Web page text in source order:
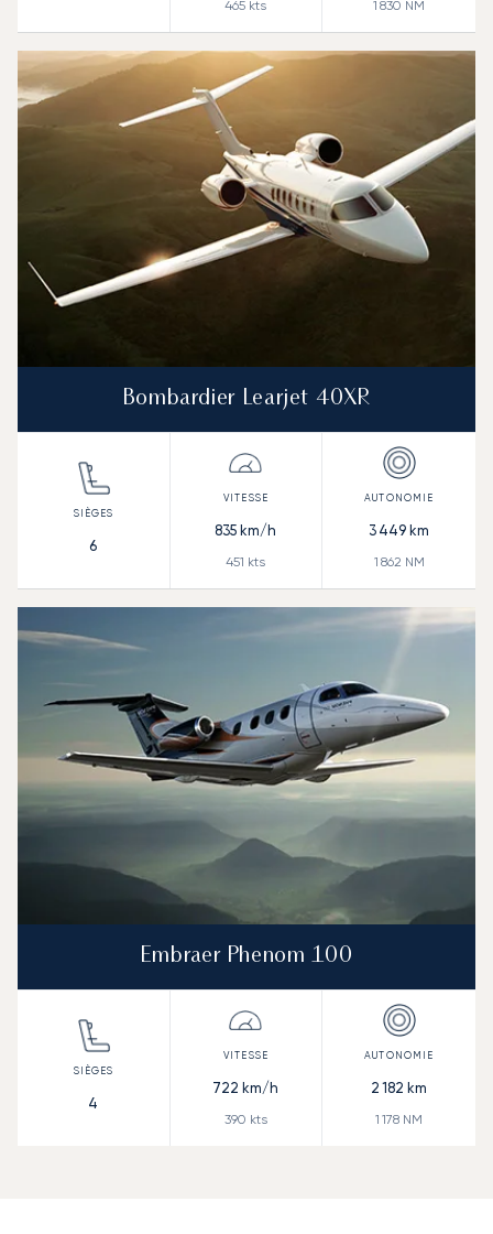
465 kts 1 830 NM
Bombardier Learjet 40XR
6
835 km/h
451 kts
3 449 km
1 862 NM
Embraer Phenom 100
4
722 km/h
390 kts
2 182 km
1 178 NM